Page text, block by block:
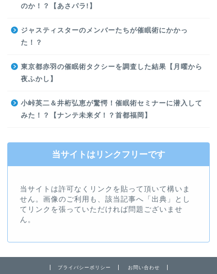
のか！？【あさパラ!】
ジャスティスターのメンバーたちが催眠術にかかっ
た！？
東京都赤羽の催眠術タクシーを調査した結果【月曜から
夜ふかし】
小峠英二＆井桁弘恵が驚愕！催眠術セミナーに潜入して
みた！？【ナンテ未来ダ！？首都福岡】
当サイトはリンクフリーです
当サイトは許可なくリンクを貼って頂いて構いま
せん。画像のご利用も、該当記事へ「出典」とし
てリンクを張っていただければ問題ございませ
ん。
プライバシーポリシー お問い合わせ